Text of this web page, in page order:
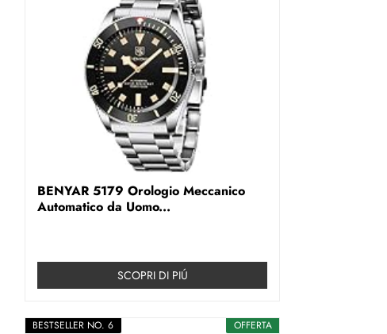
BENYAR 5179 Orologio Meccanico
Automatico da Uomo...
SCOPRI DI PIÚ
OFFERTA
BESTSELLER NO. 6